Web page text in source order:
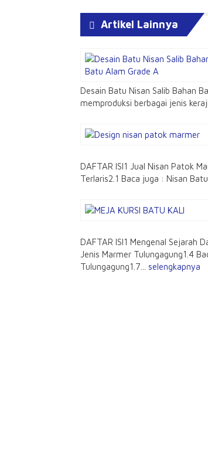
Artikel Lainnya
Desain Batu Nisan Salib Bahan
memproduksi berbagai jenis
DAFTAR ISI1 Jual Nisan Patok
Terlaris2.1 Baca juga : Nisan
DAFTAR ISI1 Mengenal Sejarah
Jenis Marmer Tulungagung1.4
Tulungagung1.7... selengkapnya